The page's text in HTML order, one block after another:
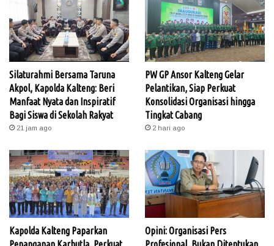
Silaturahmi Bersama Taruna
Akpol, Kapolda Kalteng: Beri
Manfaat Nyata dan Inspiratif
Bagi Siswa di Sekolah Rakyat
21 jam ago
PW GP Ansor Kalteng Gelar
Pelantikan, Siap Perkuat
Konsolidasi Organisasi hingga
Tingkat Cabang
2 hari ago
Kapolda Kalteng Paparkan
Opini: Organisasi Pers